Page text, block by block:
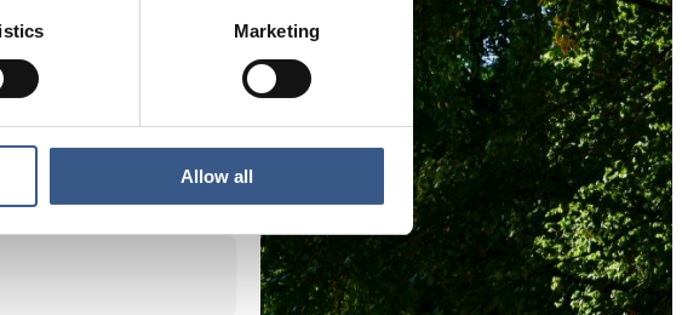
Marketing
Allow all
publikationer,